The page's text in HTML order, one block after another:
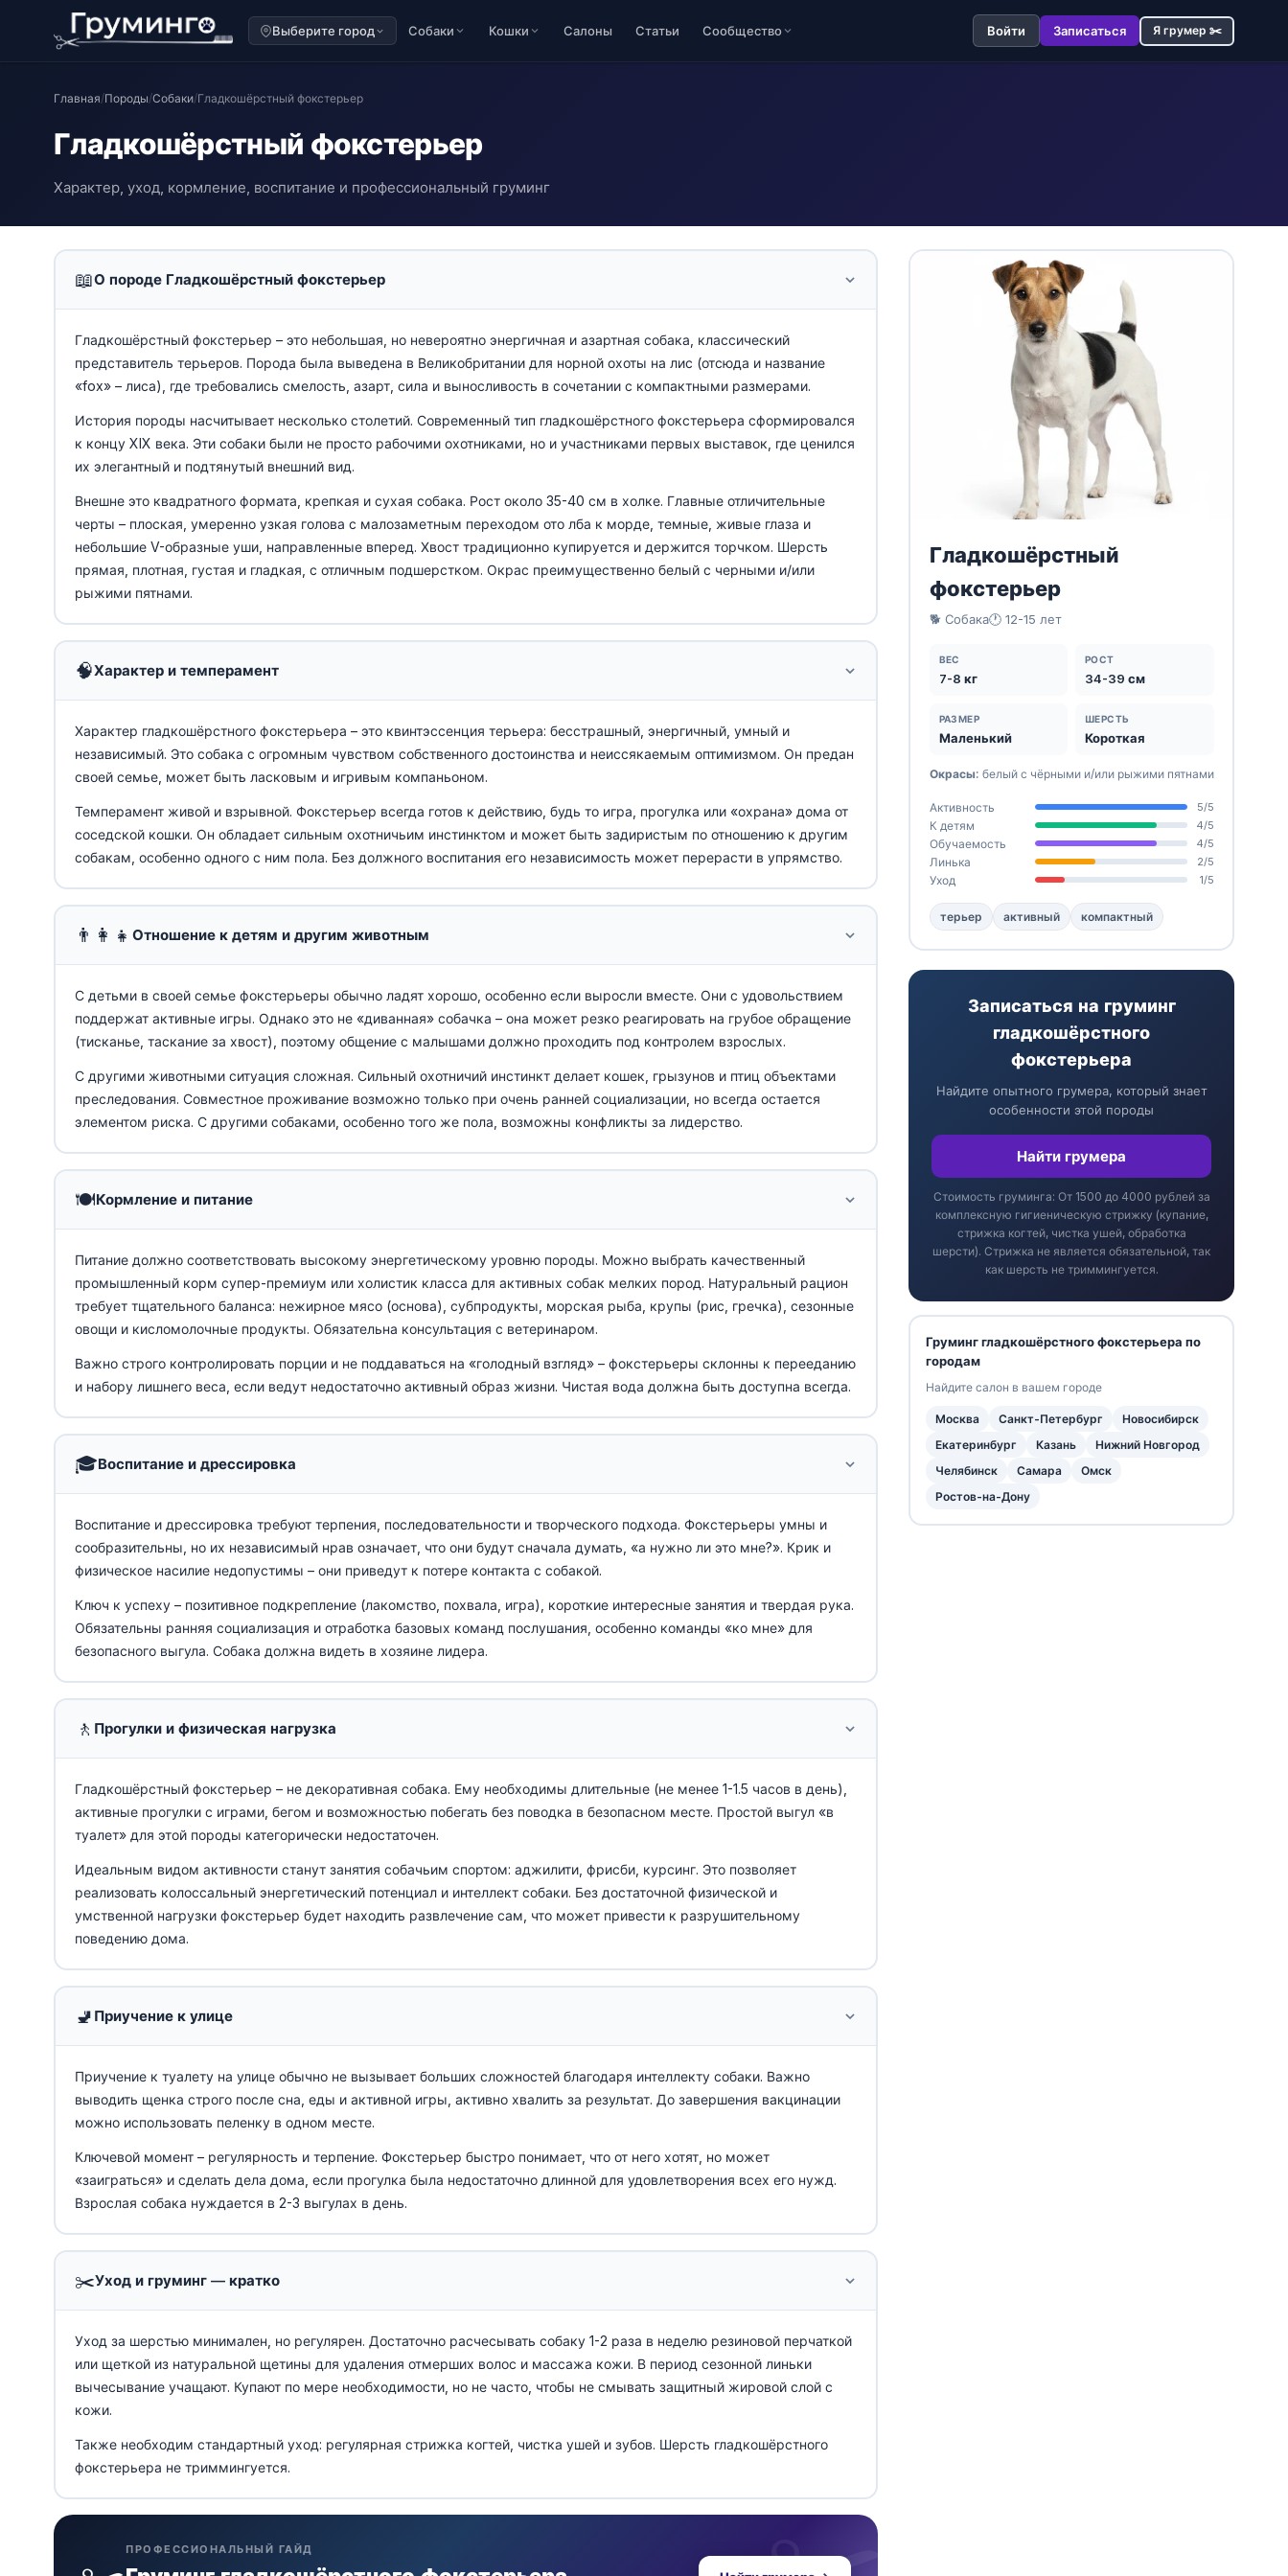
Выберите город Собаки Кошки Салоны Статьи Сообщество Войти Записаться Я грумер ✂️
Главная/Породы/Собаки/Гладкошёрстный фокстерьер
Гладкошёрстный фокстерьер
Характер, уход, кормление, воспитание и профессиональный груминг
📖О породе Гладкошёрстный фокстерьер
Гладкошёрстный фокстерьер – это небольшая, но невероятно энергичная и азартная собака, классический
представитель терьеров. Порода была выведена в Великобритании для норной охоты на лис (отсюда и название
«fox» – лиса), где требовались смелость, азарт, сила и выносливость в сочетании с компактными размерами.
История породы насчитывает несколько столетий. Современный тип гладкошёрстного фокстерьера сформировался
к концу XIX века. Эти собаки были не просто рабочими охотниками, но и участниками первых выставок, где ценился
их элегантный и подтянутый внешний вид.
Внешне это квадратного формата, крепкая и сухая собака. Рост около 35-40 см в холке. Главные отличительные
черты – плоская, умеренно узкая голова с малозаметным переходом ото лба к морде, темные, живые глаза и
небольшие V-образные уши, направленные вперед. Хвост традиционно купируется и держится торчком. Шерсть
прямая, плотная, густая и гладкая, с отличным подшерстком. Окрас преимущественно белый с черными и/или
рыжими пятнами.
🧠Характер и темперамент
Характер гладкошёрстного фокстерьера – это квинтэссенция терьера: бесстрашный, энергичный, умный и
независимый. Это собака с огромным чувством собственного достоинства и неиссякаемым оптимизмом. Он предан
своей семье, может быть ласковым и игривым компаньоном.
Темперамент живой и взрывной. Фокстерьер всегда готов к действию, будь то игра, прогулка или «охрана» дома от
соседской кошки. Он обладает сильным охотничьим инстинктом и может быть задиристым по отношению к другим
собакам, особенно одного с ним пола. Без должного воспитания его независимость может перерасти в упрямство.
👨‍👩‍👧 Отношение к детям и другим животным
С детьми в своей семье фокстерьеры обычно ладят хорошо, особенно если выросли вместе. Они с удовольствием
поддержат активные игры. Однако это не «диванная» собачка – она может резко реагировать на грубое обращение
(тисканье, таскание за хвост), поэтому общение с малышами должно проходить под контролем взрослых.
С другими животными ситуация сложная. Сильный охотничий инстинкт делает кошек, грызунов и птиц объектами
преследования. Совместное проживание возможно только при очень ранней социализации, но всегда остается
элементом риска. С другими собаками, особенно того же пола, возможны конфликты за лидерство.
🍽️Кормление и питание
Питание должно соответствовать высокому энергетическому уровню породы. Можно выбрать качественный
промышленный корм супер-премиум или холистик класса для активных собак мелких пород. Натуральный рацион
требует тщательного баланса: нежирное мясо (основа), субпродукты, морская рыба, крупы (рис, гречка), сезонные
овощи и кисломолочные продукты. Обязательна консультация с ветеринаром.
Важно строго контролировать порции и не поддаваться на «голодный взгляд» – фокстерьеры склонны к перееданию
и набору лишнего веса, если ведут недостаточно активный образ жизни. Чистая вода должна быть доступна всегда.
🎓Воспитание и дрессировка
Воспитание и дрессировка требуют терпения, последовательности и творческого подхода. Фокстерьеры умны и
сообразительны, но их независимый нрав означает, что они будут сначала думать, «а нужно ли это мне?». Крик и
физическое насилие недопустимы – они приведут к потере контакта с собакой.
Ключ к успеху – позитивное подкрепление (лакомство, похвала, игра), короткие интересные занятия и твердая рука.
Обязательны ранняя социализация и отработка базовых команд послушания, особенно команды «ко мне» для
безопасного выгула. Собака должна видеть в хозяине лидера.
🚶 Прогулки и физическая нагрузка
Гладкошёрстный фокстерьер – не декоративная собака. Ему необходимы длительные (не менее 1-1.5 часов в день),
активные прогулки с играми, бегом и возможностью побегать без поводка в безопасном месте. Простой выгул «в
туалет» для этой породы категорически недостаточен.
Идеальным видом активности станут занятия собачьим спортом: аджилити, фрисби, курсинг. Это позволяет
реализовать колоссальный энергетический потенциал и интеллект собаки. Без достаточной физической и
умственной нагрузки фокстерьер будет находить развлечение сам, что может привести к разрушительному
поведению дома.
🚽 Приучение к улице
Приучение к туалету на улице обычно не вызывает больших сложностей благодаря интеллекту собаки. Важно
выводить щенка строго после сна, еды и активной игры, активно хвалить за результат. До завершения вакцинации
можно использовать пеленку в одном месте.
Ключевой момент – регулярность и терпение. Фокстерьер быстро понимает, что от него хотят, но может
«заиграться» и сделать дела дома, если прогулка была недостаточно длинной для удовлетворения всех его нужд.
Взрослая собака нуждается в 2-3 выгулах в день.
✂️Уход и груминг — кратко
Уход за шерстью минимален, но регулярен. Достаточно расчесывать собаку 1-2 раза в неделю резиновой перчаткой
или щеткой из натуральной щетины для удаления отмерших волос и массажа кожи. В период сезонной линьки
вычесывание учащают. Купают по мере необходимости, но не часто, чтобы не смывать защитный жировой слой с
кожи.
Также необходим стандартный уход: регулярная стрижка когтей, чистка ушей и зубов. Шерсть гладкошёрстного
фокстерьера не триммингуется.
ПРОФЕССИОНАЛЬНЫЙ ГАЙД
Гладкошёрстный
фокстерьер
🐕 Собака🕐 12-15 лет
ВЕС
7-8 кг
РОСТ
34-39 см
РАЗМЕР
Маленький
ШЕРСТЬ
Короткая
Окрасы: белый с чёрными и/или рыжими пятнами
Активность 5/5
К детям 4/5
Обучаемость 4/5
Линька 2/5
Уход 1/5
терьер активный компактный
Записаться на груминг
гладкошёрстного
фокстерьера
Найдите опытного грумера, который знает
особенности этой породы
Найти грумера
Стоимость груминга: От 1500 до 4000 рублей за
комплексную гигиеническую стрижку (купание,
стрижка когтей, чистка ушей, обработка
шерсти). Стрижка не является обязательной, так
как шерсть не триммингуется.
Груминг гладкошёрстного фокстерьера по
городам
Найдите салон в вашем городе
Москва Санкт-Петербург
Новосибирск
Екатеринбург
Казань
Нижний Новгород
Челябинск
Самара
Омск
Ростов-на-Дону